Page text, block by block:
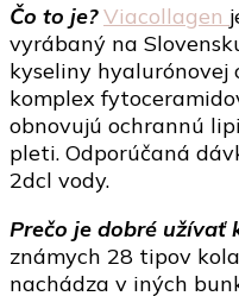
Čo to je? Viacollagen
vyrábaný na
kyseliny
komplex
obnovujú ochrannú
pleti. Odporúčaná
2dcl vody.
Prečo je dobré užívať
známych 28 tipov
nachádza v iných